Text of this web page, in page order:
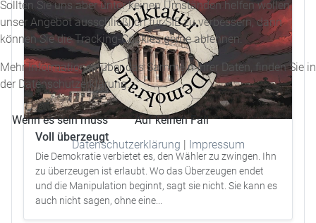
Voll überzeugt
Die Demokratie verbietet es, den Wähler zu zwingen. Ihn
zu überzeugen ist erlaubt. Wo das Überzeugen endet
und die Manipulation beginnt, sagt sie nicht. Sie kann es
auch nicht sagen, ohne eine...
Sollten Sie uns aber unter keinen Umständen helfen wollen,
unser Angebot ausschließlich für SIE zu verbessern, dann
können Sie die Tracking-Cookies gerne ablehnen.
Mehr Informationen über das Sammeln Ihrer Daten, finden Sie in
der Datenschutzerklärung.
Wenn es sein muss
Auf keinen Fall
Datenschutzerklärung | Impressum